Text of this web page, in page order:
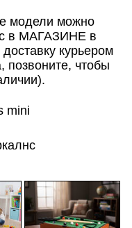
модели можно
в МАГАЗИНЕ в
курьером
позвоните, чтобы
mini